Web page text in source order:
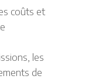
coûts et
les
de